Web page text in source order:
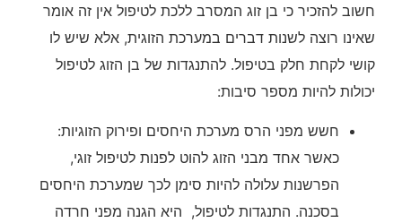
חשוב להזכיר כי בן זוג המסרב ללכת לטיפול אין זה אומר
שאינו רוצה לשנות דברים במערכת הזוגית, אלא שיש לו
קושי לקחת חלק בטיפול. להתנגדות של בן הזוג לטיפול
יכולות להיות מספר סיבות:
חשש מפני הרס מערכת היחסים ופירוק הזוגיות:
כאשר אחד מבני הזוג להוט לפנות לטיפול זוגי,
הפרשנות עלולה להיות סימן לכך שמערכת היחסים
בסכנה. התנגדות לטיפול, היא הגנה מפני חרדה